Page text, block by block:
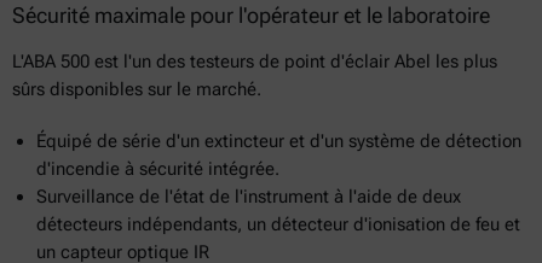
Sécurité maximale pour l'opérateur et le laboratoire
L'ABA 500 est l'un des testeurs de point d'éclair Abel les plus
sûrs disponibles sur le marché.
Équipé de série d'un extincteur et d'un système de détection
d'incendie à sécurité intégrée.
Surveillance de l'état de l'instrument à l'aide de deux
détecteurs indépendants, un détecteur d'ionisation de feu et
un capteur optique IR